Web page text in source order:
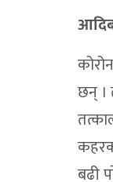
छन् ।
बढी